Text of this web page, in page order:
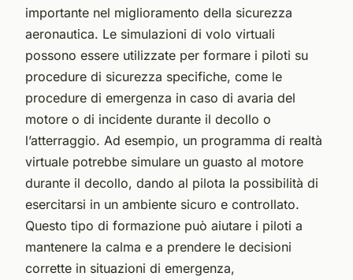
importante nel miglioramento della sicurezza
aeronautica. Le simulazioni di volo virtuali
possono essere utilizzate per formare i piloti su
procedure di sicurezza specifiche, come le
procedure di emergenza in caso di avaria del
motore o di incidente durante il decollo o
l’atterraggio. Ad esempio, un programma di realtà
virtuale potrebbe simulare un guasto al motore
durante il decollo, dando al pilota la possibilità di
esercitarsi in un ambiente sicuro e controllato.
Questo tipo di formazione può aiutare i piloti a
mantenere la calma e a prendere le decisioni
corrette in situazioni di emergenza,